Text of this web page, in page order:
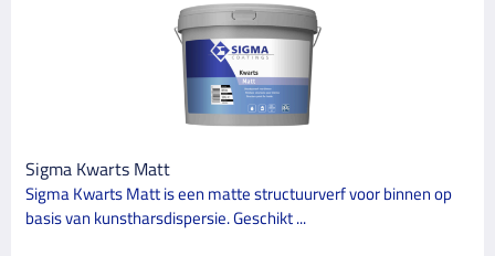
Sigma Kwarts Matt
Sigma Kwarts Matt is een matte structuurverf voor binnen op
basis van kunstharsdispersie. Geschikt ...